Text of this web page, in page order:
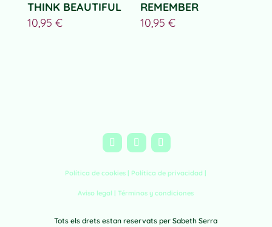
THINK BEAUTIFUL
10,95 €
REMEMBER
10,95€
Política de cookies | Política de privacidad |
Aviso legal | Términos y condiciones
Tots els drets estan reservats per Sabeth Serra